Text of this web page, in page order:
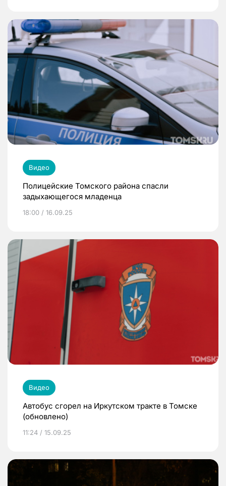
Видео
Полицейские Томского района спасли
задыхающегося младенца
18:00 / 16.09.25
Видео
Автобус сгорел на Иркутском тракте в Томске
(обновлено)
11:24 / 15.09.25